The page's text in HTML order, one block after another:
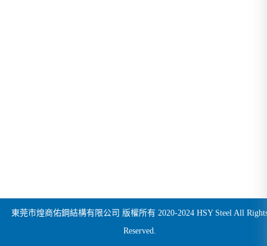
東莞市煌商佑鋼結構有限公司 版權所有 2020-2024 HSY Steel All
Reserved.